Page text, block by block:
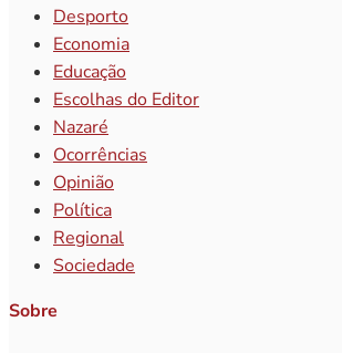
Desporto
Economia
Educação
Escolhas do Editor
Nazaré
Ocorrências
Opinião
Política
Regional
Sociedade
Sobre